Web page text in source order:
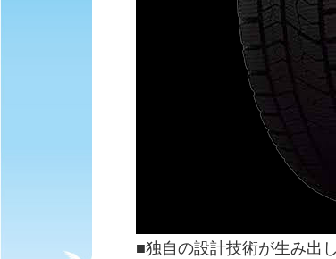
■独自の設計技術が生み出